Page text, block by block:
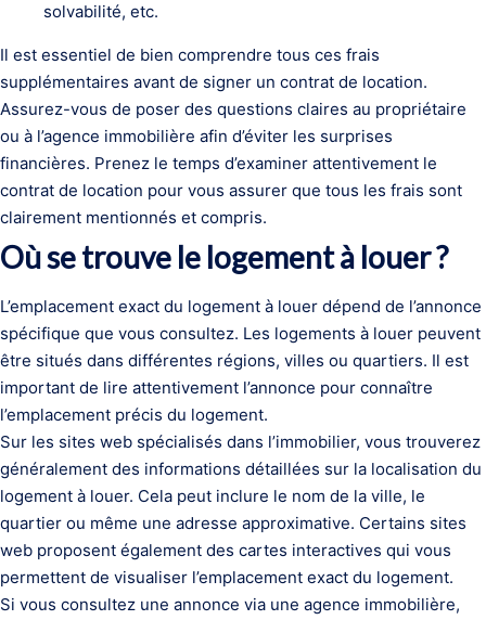
solvabilité, etc.
Il est essentiel de bien comprendre tous ces frais
supplémentaires avant de signer un contrat de location.
Assurez-vous de poser des questions claires au propriétaire
ou à l’agence immobilière afin d’éviter les surprises
financières. Prenez le temps d’examiner attentivement le
contrat de location pour vous assurer que tous les frais sont
clairement mentionnés et compris.
Où se trouve le logement à louer ?
L’emplacement exact du logement à louer dépend de l’annonce
spécifique que vous consultez. Les logements à louer peuvent
être situés dans différentes régions, villes ou quartiers. Il est
important de lire attentivement l’annonce pour connaître
l’emplacement précis du logement.
Sur les sites web spécialisés dans l’immobilier, vous trouverez
généralement des informations détaillées sur la localisation du
logement à louer. Cela peut inclure le nom de la ville, le
quartier ou même une adresse approximative. Certains sites
web proposent également des cartes interactives qui vous
permettent de visualiser l’emplacement exact du logement.
Si vous consultez une annonce via une agence immobilière,